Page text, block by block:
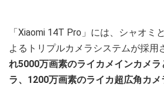
「Xiaomi 14T Pro」には、シャオミ
よるトリプルカメラシステムが採用
れ5000万画素のライカメインカメラ
ラ、1200万画素のライカ超広角カメ